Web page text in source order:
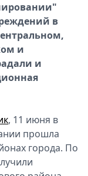
в
и
и
, 11 июня в
прошла
города. По